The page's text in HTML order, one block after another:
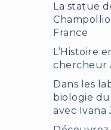
La statue
France
L’Histoire
chercheur
Dans les
biologie
avec Ivana